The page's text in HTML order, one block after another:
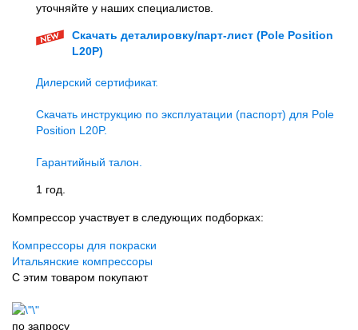
уточняйте у наших специалистов.
Скачать деталировку/парт-лист (Pole Position
L20P)
Дилерский сертификат.
Скачать инструкцию по эксплуатации (паспорт) для Pole
Position L20P.
Гарантийный талон.
1 год.
Компрессор участвует в следующих подборках:
Компрессоры для покраски
Итальянские компрессоры
С этим товаром покупают
по запросу